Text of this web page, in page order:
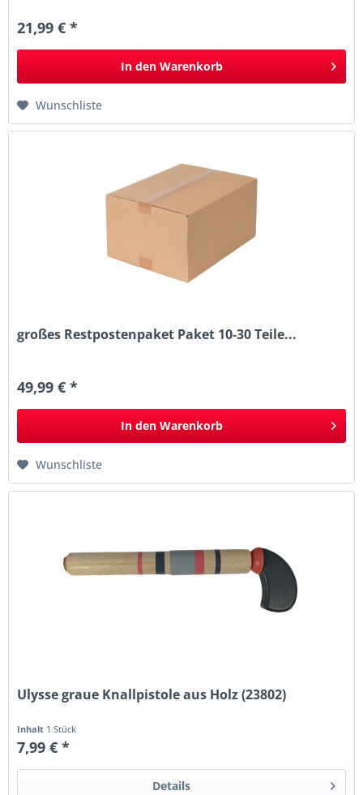
21,99 € *
In den Warenkorb
Wunschliste
großes Restpostenpaket Paket 10-30 Teile...
49,99 € *
In den Warenkorb
Wunschliste
Ulysse graue Knallpistole aus Holz (23802)
Inhalt 1 Stück
7,99 € *
Details